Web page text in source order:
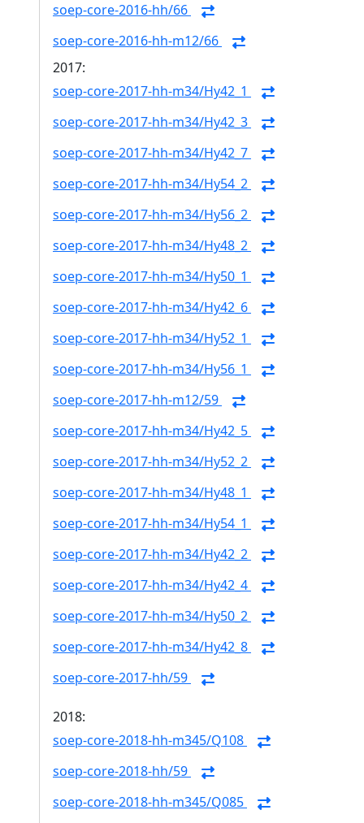
soep-core-2016-hh/66
soep-core-2016-hh-m12/66
2017:
soep-core-2017-hh-m34/Hy42_1
soep-core-2017-hh-m34/Hy42_3
soep-core-2017-hh-m34/Hy42_7
soep-core-2017-hh-m34/Hy54_2
soep-core-2017-hh-m34/Hy56_2
soep-core-2017-hh-m34/Hy48_2
soep-core-2017-hh-m34/Hy50_1
soep-core-2017-hh-m34/Hy42_6
soep-core-2017-hh-m34/Hy52_1
soep-core-2017-hh-m34/Hy56_1
soep-core-2017-hh-m12/59
soep-core-2017-hh-m34/Hy42_5
soep-core-2017-hh-m34/Hy52_2
soep-core-2017-hh-m34/Hy48_1
soep-core-2017-hh-m34/Hy54_1
soep-core-2017-hh-m34/Hy42_2
soep-core-2017-hh-m34/Hy42_4
soep-core-2017-hh-m34/Hy50_2
soep-core-2017-hh-m34/Hy42_8
soep-core-2017-hh/59
2018:
soep-core-2018-hh-m345/Q108
soep-core-2018-hh/59
soep-core-2018-hh-m345/Q085